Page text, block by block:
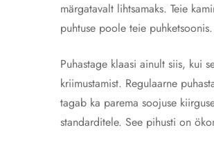
märgatavalt lihtsamaks. Teie
puhtuse poole teie puhketsoonis.
Puhastage klaasi ainult siis, kui
kriimustamist. Regulaarne
tagab ka parema soojuse
standarditele. See pihusti on